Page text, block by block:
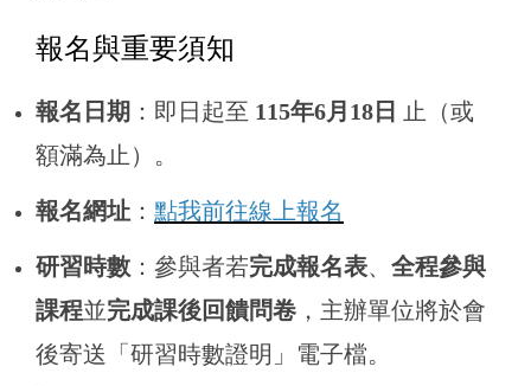
報名與重要須知
報名日期 ：即日起至 115年6月18日
止（或
額滿為止）。
報名網址 ： 點我前往線上報名
研習時數 ：參與者若完成報名表、 全程參與
課程並完成課後回饋問卷 ，主辦單位將於會
後寄送「研習時數證明」電子檔。